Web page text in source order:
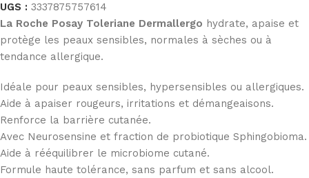
UGS : 3337875757614
La Roche Posay Toleriane Dermallergo hydrate, apaise et
protège les peaux sensibles, normales à sèches ou à
tendance allergique.
Idéale pour peaux sensibles, hypersensibles ou allergiques.
Aide à apaiser rougeurs, irritations et démangeaisons.
Renforce la barrière cutanée.
Avec Neurosensine et fraction de probiotique Sphingobioma.
Aide à rééquilibrer le microbiome cutané.
Formule haute tolérance, sans parfum et sans alcool.